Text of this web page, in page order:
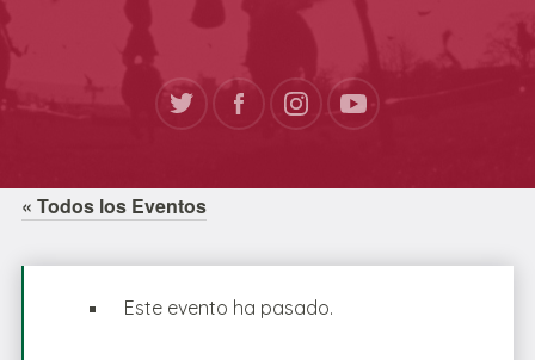
« Todos los Eventos
Este evento ha pasado.